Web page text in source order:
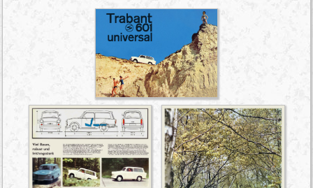
Trabant P 601
Datenschutz